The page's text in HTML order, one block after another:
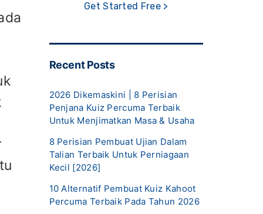
Get Started Free >
Recent Posts
2026 Dikemaskini | 8 Perisian
Penjana Kuiz Percuma Terbaik
Untuk Menjimatkan Masa & Usaha
8 Perisian Pembuat Ujian Dalam
Talian Terbaik Untuk Perniagaan
Kecil [2026]
10 Alternatif Pembuat Kuiz Kahoot
Percuma Terbaik Pada Tahun 2026